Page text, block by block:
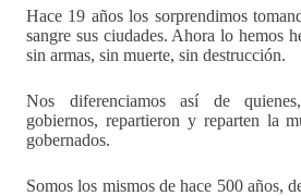
Hace 19 años los sorprendimos
sangre sus ciudades. Ahora lo hemos
sin armas, sin muerte, sin destrucción.
Nos diferenciamos así de
gobiernos, repartieron y reparten la
gobernados.
Somos los mismos de hace 500 años,